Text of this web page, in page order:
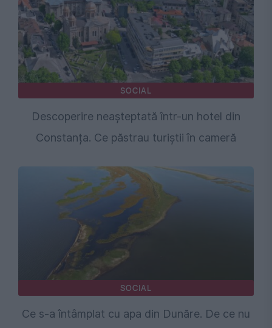
SOCIAL
Descoperire neașteptată într-un hotel din
Constanța. Ce păstrau turiștii în cameră
SOCIAL
Ce s-a întâmplat cu apa din Dunăre. De ce nu